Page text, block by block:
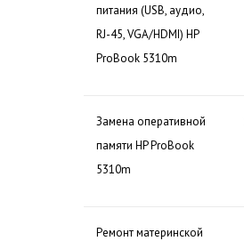
питания (USB, аудио,
RJ-45, VGA/HDMI) HP
ProBook 5310m
Замена оперативной
памяти HP ProBook
5310m
Ремонт материнской